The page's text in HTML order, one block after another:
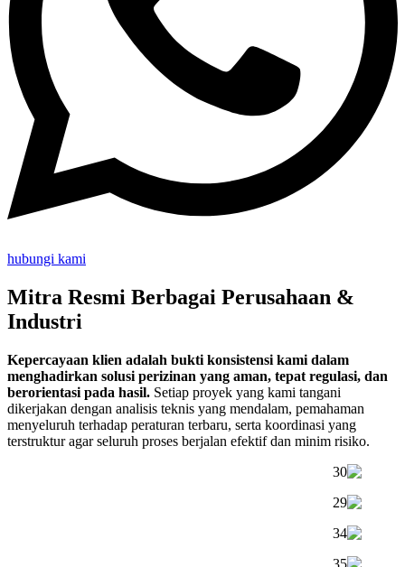
hubungi kami
Mitra Resmi Berbagai Perusahaan &
Industri
Kepercayaan klien adalah bukti konsistensi kami dalam
menghadirkan solusi perizinan yang aman, tepat regulasi, dan
berorientasi pada hasil. Setiap proyek yang kami tangani
dikerjakan dengan analisis teknis yang mendalam, pemahaman
menyeluruh terhadap peraturan terbaru, serta koordinasi yang
terstruktur agar seluruh proses berjalan efektif dan minim risiko.